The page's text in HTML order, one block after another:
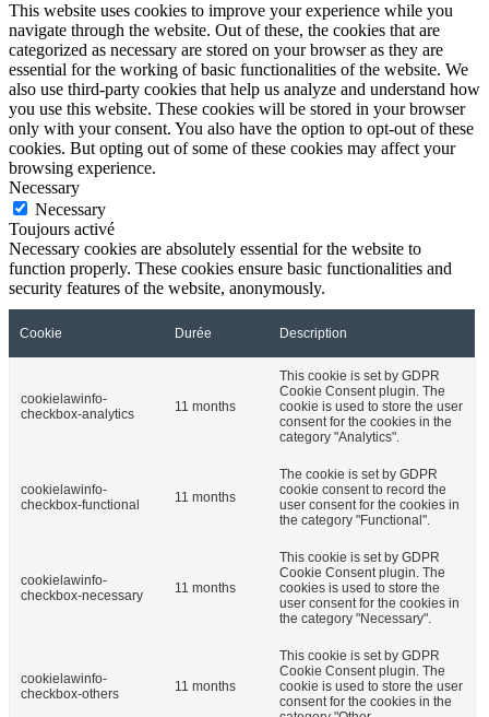
This website uses cookies to improve your experience while you
navigate through the website. Out of these, the cookies that are
categorized as necessary are stored on your browser as they are
essential for the working of basic functionalities of the website. We
also use third-party cookies that help us analyze and understand how
you use this website. These cookies will be stored in your browser
only with your consent. You also have the option to opt-out of these
cookies. But opting out of some of these cookies may affect your
browsing experience.
Necessary
Necessary
Toujours activé
Necessary cookies are absolutely essential for the website to
function properly. These cookies ensure basic functionalities and
security features of the website, anonymously.
Cookie Durée Description
cookielawinfo-
checkbox-analytics
11 months
This cookie is set by GDPR
Cookie Consent plugin. The
cookie is used to store the user
consent for the cookies in the
category "Analytics".
cookielawinfo-
checkbox-functional
11 months
The cookie is set by GDPR
cookie consent to record the
user consent for the cookies in
the category "Functional".
cookielawinfo-
checkbox-necessary
11 months
This cookie is set by GDPR
Cookie Consent plugin. The
cookies is used to store the
user consent for the cookies in
the category "Necessary".
cookielawinfo-
checkbox-others
11 months
This cookie is set by GDPR
Cookie Consent plugin. The
cookie is used to store the user
consent for the cookies in the